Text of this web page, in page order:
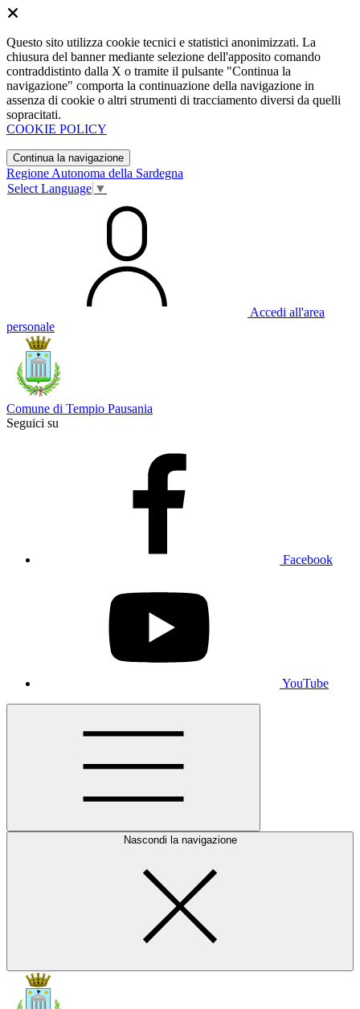
Questo sito utilizza cookie tecnici e statistici anonimizzati. La
chiusura del banner mediante selezione dell'apposito comando
contraddistinto dalla X o tramite il pulsante "Continua la
navigazione" comporta la continuazione della navigazione in
assenza di cookie o altri strumenti di tracciamento diversi da quelli
sopracitati.
COOKIE POLICY
Continua la navigazione
Regione Autonoma della Sardegna
Select Language ▼
Accedi all'area
personale
Comune di Tempio Pausania
Seguici su
Facebook
YouTube
Nascondi la navigazione